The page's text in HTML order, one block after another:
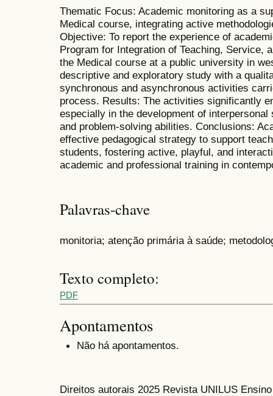
Thematic Focus: Academic monitoring as a
Medical course, integrating active
Objective: To report the experience of
Program for Integration of Teaching, Service,
the Medical course at a public university in
descriptive and exploratory study with a
synchronous and asynchronous activities
process. Results: The activities significantly
especially in the development of
and problem-solving abilities. Conclusions:
effective pedagogical strategy to support
students, fostering active, playful, and
academic and professional training in
Palavras-chave
monitoria; atenção primária à saúde;
Texto completo:
PDF
Apontamentos
Não há apontamentos.
Direitos autorais 2025 Revista UNILUS